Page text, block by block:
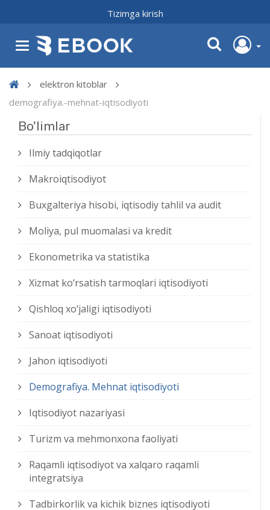
Tizimga kirish
elektron kitoblar
demografiya.-mehnat-iqtisodiyoti
Bo'limlar
Ilmiy tadqiqotlar
Makroiqtisodiyot
Buxgalteriya hisobi, iqtisodiy tahlil va audit
Moliya, pul muomalasi va kredit
Ekonometrika va statistika
Xizmat kо‘rsatish tarmoqlari iqtisodiyoti
Qishloq xо‘jaligi iqtisodiyoti
Sanoat iqtisodiyoti
Jahon iqtisodiyoti
Demografiya. Mehnat iqtisodiyoti
Iqtisodiyot nazariyasi
Turizm va mehmonxona faoliyati
Raqamli iqtisodiyot va xalqaro raqamli
integratsiya
Tadbirkorlik va kichik biznes iqtisodiyoti